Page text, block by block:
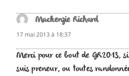
Mackenzie Richarddit :
17 mai 2013 à 18:37
Merci pour ce bout de GR2013,
suis preneur, ou toutes